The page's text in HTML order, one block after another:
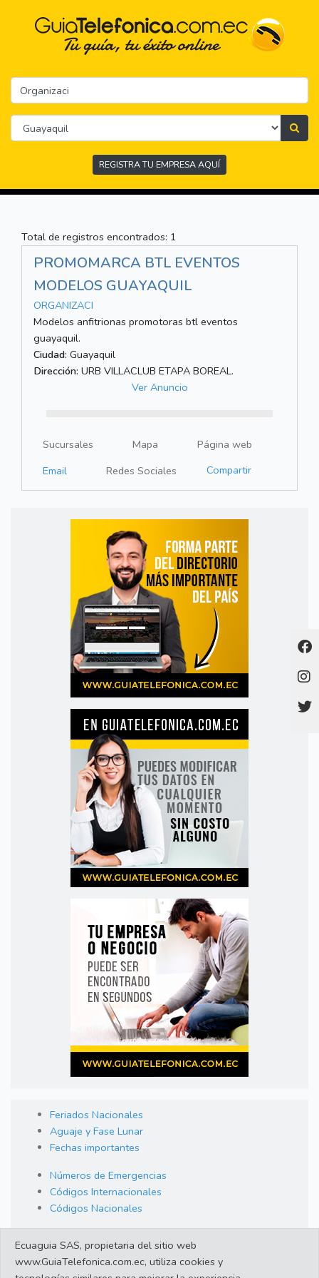
REGISTRA TU EMPRESA AQUÍ
Total de registros encontrados: 1
PROMOMARCA BTL EVENTOS
MODELOS GUAYAQUIL
ORGANIZACI
Modelos anfitrionas promotoras btl eventos
guayaquil.
Ciudad: Guayaquil
Dirección: URB VILLACLUB ETAPA BOREAL.
Ver Anuncio
Sucursales Mapa
Página web
Email
Redes Sociales Compartir
Feriados Nacionales
Aguaje y Fase Lunar
Fechas importantes
Números de Emergencias
Códigos Internacionales
Códigos Nacionales
Cambio de Divisas
Enlaces de interes
Ecuaguia SAS, propietaria del sitio web
www.GuiaTelefonica.com.ec, utiliza cookies y